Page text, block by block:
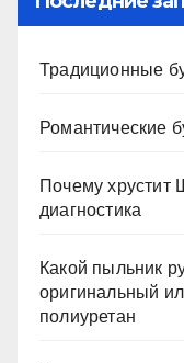
Традиционные
Романтические
Почему
диагностика
Какой пыльник
оригинальный
полиуретан